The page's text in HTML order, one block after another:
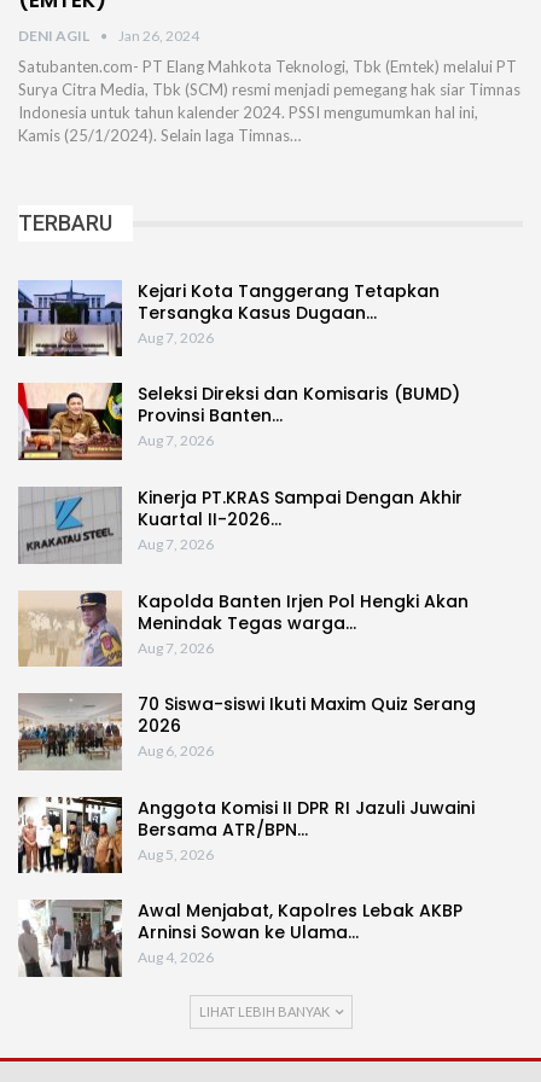
DENI AGIL Jan 26, 2024
Satubanten.com- PT Elang Mahkota Teknologi, Tbk (Emtek) melalui PT
Surya Citra Media, Tbk (SCM) resmi menjadi pemegang hak siar Timnas
Indonesia untuk tahun kalender 2024. PSSI mengumumkan hal ini,
Kamis (25/1/2024). Selain laga Timnas…
TERBARU
Kejari Kota Tanggerang Tetapkan
Tersangka Kasus Dugaan…
Aug 7, 2026
Seleksi Direksi dan Komisaris (BUMD)
Provinsi Banten…
Aug 7, 2026
Kinerja PT.KRAS Sampai Dengan Akhir
Kuartal II-2026…
Aug 7, 2026
Kapolda Banten Irjen Pol Hengki Akan
Menindak Tegas warga…
Aug 7, 2026
70 Siswa-siswi Ikuti Maxim Quiz Serang
2026
Aug 6, 2026
Anggota Komisi II DPR RI Jazuli Juwaini
Bersama ATR/BPN…
Aug 5, 2026
Awal Menjabat, Kapolres Lebak AKBP
Arninsi Sowan ke Ulama…
Aug 4, 2026
LIHAT LEBIH BANYAK